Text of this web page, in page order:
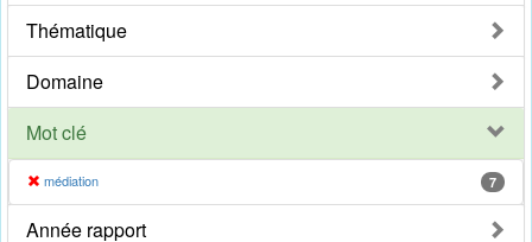
Thématique
Domaine
Mot clé
médiation 7
Année rapport